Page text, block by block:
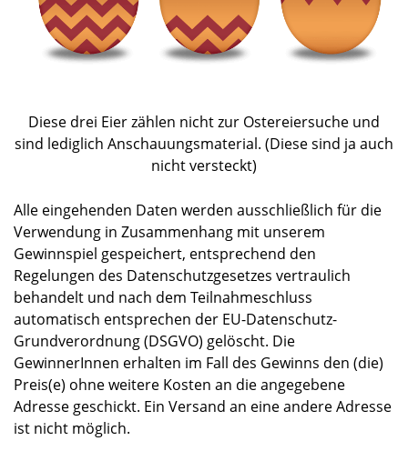
Diese drei Eier zählen nicht zur Ostereiersuche und
sind lediglich Anschauungsmaterial. (Diese sind ja auch
nicht versteckt)
Alle eingehenden Daten werden ausschließlich für die
Verwendung in Zusammenhang mit unserem
Gewinnspiel gespeichert, entsprechend den
Regelungen des Datenschutzgesetzes vertraulich
behandelt und nach dem Teilnahmeschluss
automatisch entsprechen der EU-Datenschutz-
Grundverordnung (DSGVO) gelöscht. Die
GewinnerInnen erhalten im Fall des Gewinns den (die)
Preis(e) ohne weitere Kosten an die angegebene
Adresse geschickt. Ein Versand an eine andere Adresse
ist nicht möglich.